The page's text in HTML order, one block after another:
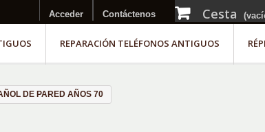
Cesta
Contáctenos
Acceder
REPARACIÓN TELÉFONOS ANTIGUOS
DE PARED AÑOS 70